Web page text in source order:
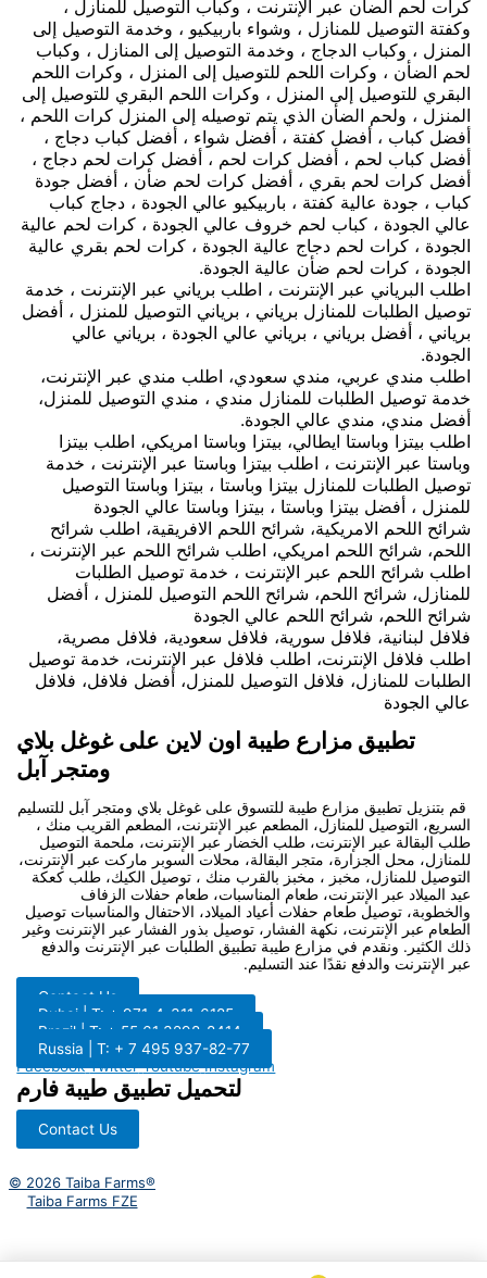
كرات لحم الضأن عبر الإنترنت ، وكباب التوصيل للمنازل ،
وكفتة التوصيل للمنازل ، وشواء باربيكيو ، وخدمة التوصيل إلى
المنزل ، وكباب الدجاج ، وخدمة التوصيل إلى المنازل ، وكباب
لحم الضأن ، وكرات اللحم للتوصيل إلى المنزل ، وكرات اللحم
البقري للتوصيل إلى المنزل ، وكرات اللحم البقري للتوصيل إلى
المنزل ، ولحم الضأن الذي يتم توصيله إلى المنزل كرات اللحم ،
أفضل كباب ، أفضل كفتة ، أفضل شواء ، أفضل كباب دجاج ،
أفضل كباب لحم ، أفضل كرات لحم ، أفضل كرات لحم دجاج ،
أفضل كرات لحم بقري ، أفضل كرات لحم ضأن ، أفضل جودة
كباب ، جودة عالية كفتة ، باربيكيو عالي الجودة ، دجاج كباب
عالي الجودة ، كباب لحم خروف عالي الجودة ، كرات لحم عالية
الجودة ، كرات لحم دجاج عالية الجودة ، كرات لحم بقري عالية
الجودة ، كرات لحم ضأن عالية الجودة.
اطلب البرياني عبر الإنترنت ، اطلب برياني عبر الإنترنت ، خدمة
توصيل الطلبات للمنازل برياني ، برياني التوصيل للمنزل ، أفضل
برياني ، أفضل برياني ، برياني عالي الجودة ، برياني عالي
الجودة.
اطلب مندي عربي، مندي سعودي، اطلب مندي عبر الإنترنت،
خدمة توصيل الطلبات للمنازل مندي ، مندي التوصيل للمنزل،
أفضل مندي، مندي عالي الجودة.
اطلب بيتزا وباستا ايطالي، بيتزا وباستا امريكي، اطلب بيتزا
وباستا عبر الإنترنت ، اطلب بيتزا وباستا عبر الإنترنت ، خدمة
توصيل الطلبات للمنازل بيتزا وباستا ، بيتزا وباستا التوصيل
للمنزل ، أفضل بيتزا وباستا ، بيتزا وباستا عالي الجودة
شرائح اللحم الامريكية، شرائح اللحم الافريقية، اطلب شرائح
اللحم، شرائح اللحم امريكي، اطلب شرائح اللحم عبر الإنترنت ،
اطلب شرائح اللحم عبر الإنترنت ، خدمة توصيل الطلبات
للمنازل، شرائح اللحم، شرائح اللحم التوصيل للمنزل ، أفضل
شرائح اللحم، شرائح اللحم عالي الجودة
فلافل لبنانية، فلافل سورية، فلافل سعودية، فلافل مصرية،
اطلب فلافل الإنترنت، اطلب فلافل عبر الإنترنت، خدمة توصيل
الطلبات للمنازل، فلافل التوصيل للمنزل، أفضل فلافل، فلافل
عالي الجودة
تطبيق مزارع طيبة اون لاين على غوغل بلاي
ومتجر آبل
قم بتنزيل تطبيق مزارع طيبة للتسوق على غوغل بلاي ومتجر آبل للتسليم
السريع، التوصيل للمنازل، المطعم عبر الإنترنت، المطعم القريب منك ،
طلب البقالة عبر الإنترنت، طلب الخضار عبر الإنترنت، ملحمة التوصيل
للمنازل، محل الجزارة، متجر البقالة، محلات السوبر ماركت عبر الإنترنت،
التوصيل للمنازل، مخبز ، مخبز بالقرب منك ، توصيل الكيك، طلب كعكة
عيد الميلاد عبر الإنترنت، طعام المناسبات، طعام حفلات الزفاف
والخطوبة، توصيل طعام حفلات أعياد الميلاد، الاحتفال والمناسبات توصيل
الطعام عبر الإنترنت، نكهة الفشار، توصيل بذور الفشار عبر الإنترنت وغير
ذلك الكثير. ونقدم في مزارع طيبة تطبيق الطلبات عبر الإنترنت والدفع
عبر الإنترنت والدفع نقدًا عند التسليم.
Contact Us
Dubai | T: + 971-4-311-6185
Brazil | T: + 55 61 3298-8414
Russia | T: + 7 495 937-82-77
Facebook Twitter Youtube Instagram
لتحميل تطبيق طيبة فارم
Contact Us
© 2026 Taiba Farms®
Taiba Farms FZE